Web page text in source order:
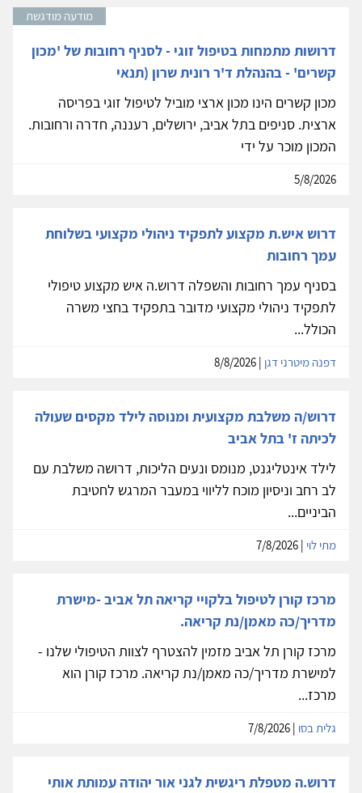
מודעה מודגשת
דרושות מתמחות בטיפול זוגי - לסניף רחובות של 'מכון
קשרים' - בהנהלת ד'ר רונית שרון (תנאי
מכון קשרים הינו מכון ארצי מוביל לטיפול זוגי בפריסה
ארצית. סניפים בתל אביב, ירושלים, רעננה, חדרה ורחובות.
המכון מוכר על ידי
5/8/2026
דרוש איש.ת מקצוע לתפקיד ניהולי מקצועי בשלוחת
עמך רחובות
בסניף עמך רחובות והשפלה דרוש.ה איש מקצוע טיפולי
לתפקיד ניהולי מקצועי מדובר בתפקיד בחצי משרה
הכולל...
דפנה מיטרני דגן
דרוש/ה משלבת מקצועית ומנוסה לילד מקסים שעולה
לכיתה ז' בתל אביב
לילד אינטליגנט, מנומס ונעים הליכות, דרושה משלבת עם
לב רחב וניסיון מוכח לליווי במעבר המרגש לחטיבת
הביניים...
מתי לוי
מרכז קורן לטיפול בלקויי קריאה תל אביב -מישרת
מדריך/כה מאמן/נת קריאה.
מרכז קורן תל אביב מזמין להצטרף לצוות הטיפולי שלנו -
למישרת מדריך/כה מאמן/נת קריאה. מרכז קורן הוא
מרכז...
גלית בסו
דרוש.ה מטפלת ריגשית לגני אור יהודה עמותת אותי